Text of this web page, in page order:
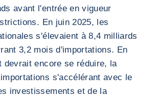
avant l'entrée en vigueur
En juin 2025, les
s'élevaient à 8,4 milliards
3,2 mois d'importations. En
devrait encore se réduire, la
s'accélérant avec le
investissements et de la